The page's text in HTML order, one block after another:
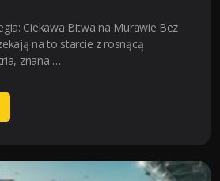
Ciekawa Bitwa na Murawie Bez
na to starcie z rosnącą
znana …